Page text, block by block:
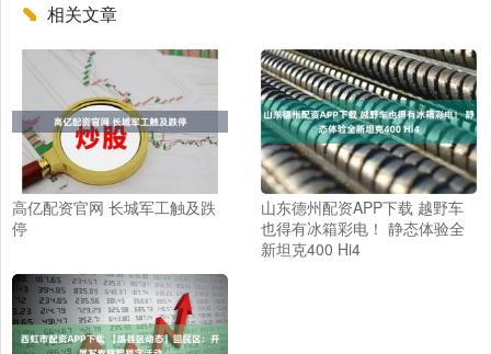
相关文章
高亿配资官网 长城军工触及跌
停
山东德州配资APP下载 越野车
也得有冰箱彩电！ 静态体验全
新坦克400 Hi4